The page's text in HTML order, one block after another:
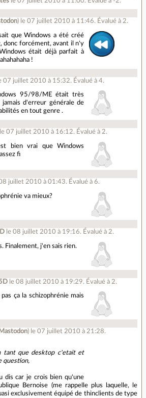
) le 07 juillet 2010 à 11:46. Évalué à 2.
que Windows a été créé
donc forcément, avant il n'y
était déjà parfait à
!
07 juillet 2010 à 15:32. Évalué à 4.
95/98/ME était très
d'erreur générale de
en tout genre .
le 07 juillet 2010 à 16:12. Évalué à 2.
bien vrai que Windows
fi
juillet 2010 à 01:43. Évalué à6.
va mieux?
le 08 juillet 2010 à 19:16. Évalué à 2.
Finalement, j'en sais rien.
le 08 juillet 2010 à 19:29. Évalué à 2.
ça la schizophrénie mais
Mastodon) le 07 juillet 2010 à 21:28.
tant que desktop c'etait et
question,
dis car je crois bien qu'une
Bernoise (me rappelle plus laquelle, le
exclusivement équipé de thinclients de type